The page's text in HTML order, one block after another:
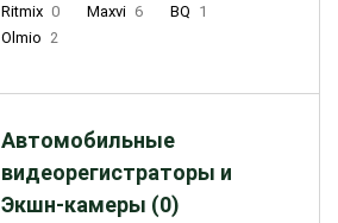
Ritmix 0 Maxvi 6 BQ 1
Olmio 2
Автомобильные
видеорегистраторы и
Экшн-камеры (0)